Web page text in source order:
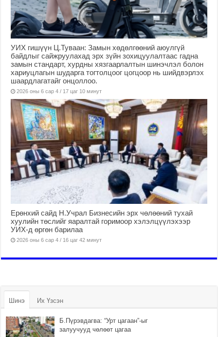
УИХ гишүүн Ц.Туваан: Замын хөдөлгөөний аюулгүй
байдлыг сайжруулахад эрх зүйн зохицуулалтаас гадна
замын стандарт, хурдны хязгаарлалтын шинэчлэл болон
хариуцлагын шударга тогтолцоог цогцоор нь шийдвэрлэх
шаардлагатайг онцоллоо.
2026 оны 6 сар 4 / 17 цаг 10 минут
Ерөнхий сайд Н.Учрал Бизнесийн эрх чөлөөний тухай
хуулийн төслийг яаралтай горимоор хэлэлцүүлэхээр
УИХ-д өргөн барилаа
2026 оны 6 сар 4 / 16 цаг 42 минут
Шинэ Их Үзсэн
Б.Пүрэвдагва: “Урт цагаан”-ыг
залуучууд чөлөөт цагаа